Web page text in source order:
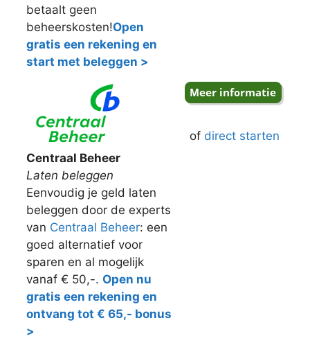
betaalt geen
beheerskosten!Open
gratis een rekening en
start met beleggen >
Centraal Beheer
Laten beleggen
Eenvoudig je geld laten
beleggen door de experts
van Centraal Beheer: een
goed alternatief voor
sparen en al mogelijk
vanaf € 50,-. Open nu
gratis een rekening en
ontvang tot € 65,- bonus
>
of direct starten